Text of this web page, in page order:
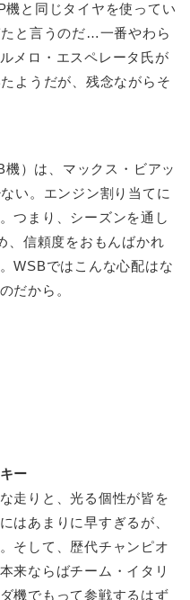
機と同じタイヤを使ってい
と言うのだ…一番やわら
メロ・エスペレータ氏が
ようだが、残念ながらそ
）は、マックス・ビアッ
い。エンジン割り当てに
つまり、シーズンを通し
、信頼度をおもんばかれ
WSBではこんな心配はな
だから。
ー
走りと、光る個性が皆を
はあまりに早すぎるが、
そして、歴代チャンピオ
来ならばチーム・イタリ
機でもって参戦するはず